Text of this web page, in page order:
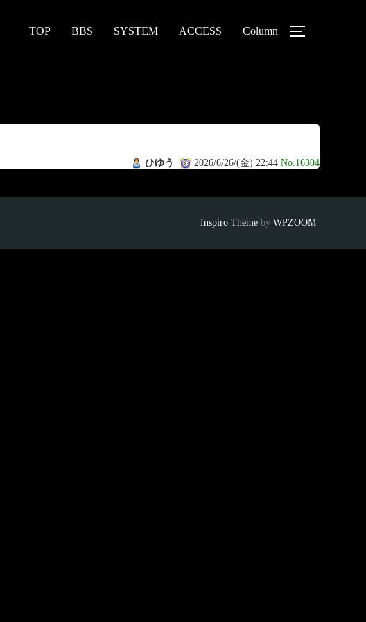
TOP BBS SYSTEM ACCESS Column
ひゆう 2026/6/26/(金) 22:44 No.16304
Inspiro Theme by WPZOOM